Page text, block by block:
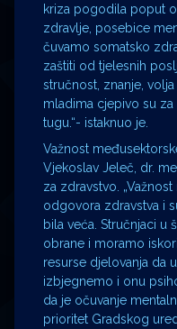
kriza pogodila poput
zdravlje, posebice
čuvamo somatsko
zaštiti od tjelesnih
stručnost, znanje,
mladima cjepivo su
tugu.“- istaknuo je.
Važnost
Vjekoslav Jeleč, dr.
za zdravstvo.
odgovora zdravstva i
bila veća. Stručnjaci u
obrane i moramo
resurse djelovanja da
izbjegnemo i onu
da je očuvanje
prioritet Gradskog